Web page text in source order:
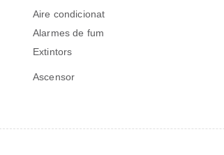
Aire condicionat
Alarmes de fum
Extintors
Ascensor